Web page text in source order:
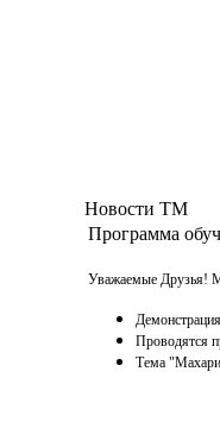
Новости ТМ
Программа
Уважаемые Друзья!
Проводятся
Тема